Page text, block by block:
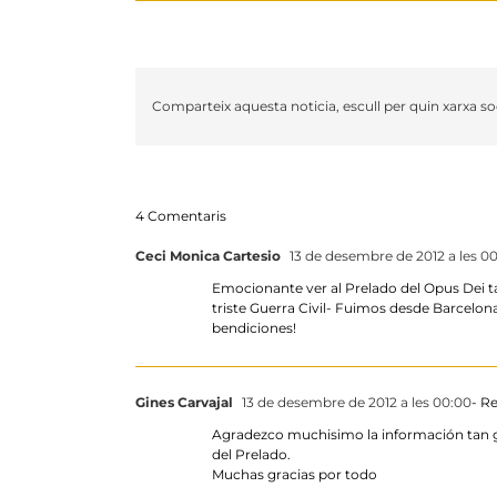
Comparteix aquesta noticia, escull per quin xarxa
4 Comentaris
Ceci Monica Cartesio 13 de desembre de 2012 a les
Emocionante ver al Prelado del Opus Dei
triste Guerra Civil- Fuimos desde
bendiciones!
Gines Carvajal 13 de desembre de 2012 a les 00:00-
Agradezco muchisimo la información tan
del Prelado.
Muchas gracias por todo